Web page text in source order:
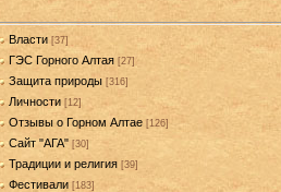
Власти [37]
ГЭС Горного Алтая [27]
Защита природы [316]
Личности [12]
Отзывы о Горном Алтае [126]
Сайт "АГА" [30]
Традиции и религия [39]
Фестивали [183]